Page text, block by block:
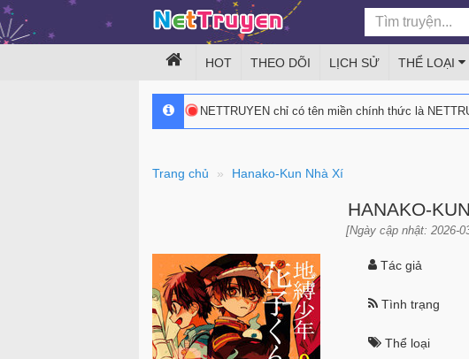
HOT THEO DÕI LỊCH SỬ THỂ LOẠI
NETTRUYEN chỉ có tên miền chính thức là
Trang chủ Hanako-Kun Nhà Xí
HANAKO-
[Ngày cập nhật: 2026-
Tác giả
Tình trạng
Thể loại